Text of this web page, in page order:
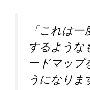
「これは
するような
ードマップ
うになりま